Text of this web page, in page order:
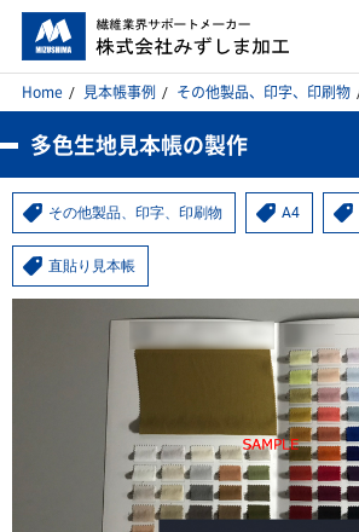
Home 見本帳事例 その他製品、印字、印刷物
多色生地見本帳の製作
その他製品、印字、印刷物 A4
直貼り見本帳